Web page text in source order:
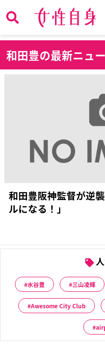
和田豊の最新ニュ
和田豊阪神監督が逆
ルになる！」
水谷豊 三山凌輝
Awesome City Club